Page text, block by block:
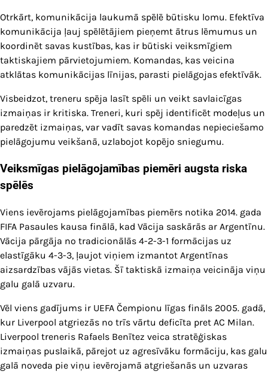
Otrkārt, komunikācija laukumā spēlē būtisku lomu. Efektīva
komunikācija ļauj spēlētājiem pieņemt ātrus lēmumus un
koordinēt savas kustības, kas ir būtiski veiksmīgiem
taktiskajiem pārvietojumiem. Komandas, kas veicina
atklātas komunikācijas līnijas, parasti pielāgojas efektīvāk.
Visbeidzot, treneru spēja lasīt spēli un veikt savlaicīgas
izmaiņas ir kritiska. Treneri, kuri spēj identificēt modeļus un
paredzēt izmaiņas, var vadīt savas komandas nepieciešamo
pielāgojumu veikšanā, uzlabojot kopējo sniegumu.
Veiksmīgas pielāgojamības piemēri augsta riska
spēlēs
Viens ievērojams pielāgojamības piemērs notika 2014. gada
FIFA Pasaules kausa finālā, kad Vācija saskārās ar Argentīnu.
Vācija pārgāja no tradicionālās 4-2-3-1 formācijas uz
elastīgāku 4-3-3, ļaujot viņiem izmantot Argentīnas
aizsardzības vājās vietas. Šī taktiskā izmaiņa veicināja viņu
galu galā uzvaru.
Vēl viens gadījums ir UEFA Čempionu līgas fināls 2005. gadā,
kur Liverpool atgriezās no trīs vārtu deficīta pret AC Milan.
Liverpool treneris Rafaels Benītez veica stratēģiskas
izmaiņas puslaikā, pārejot uz agresīvāku formāciju, kas galu
galā noveda pie viņu ievērojamā atgriešanās un uzvaras